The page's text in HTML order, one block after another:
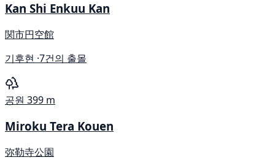
Kan Shi Enkuu Kan
関市円空館
기후현 ·7건의 출몰
공원 399 m
Miroku Tera Kouen
弥勒寺公園